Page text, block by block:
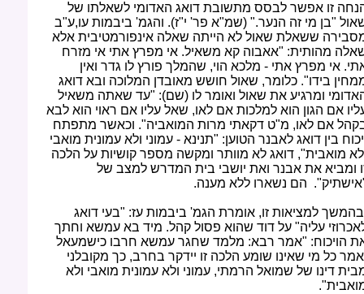
זו אפשר לבסס מתשובת דואג האדומי לשאלתו של
"בן מי זה הנער." (שמ"א פר' י"ז). והגמ' ביבמות עו,ע"ב
ששאלת שאול לא הייתה שאלה אינפורמטיבית אלא
מהותית: "אאבוה קא משאיל. אי מפרץ אתי אי מזרח
אי מפרץ אתי - מלכא הוי, שהמלך פורץ לו גדר ואין
בידו". כלומר, שאול חושש מאובדן המלוכה ובא דואג
ומרגיע את שאול ואומר לו (שם): "עד שאתה משאיל
אם הגון הוא למלכות אם לאו, שאל עליו אם ראוי הוא לבא
אם לאו, מ"ט דקאתי מרות המואביה". וכאשר מתפתח
בין דואג לאבנר הטוען: "תנינא - עמוני ולא עמונית מואבי
מואבית", דואג לא מוותר ומקשה מספר קושיות על הלכה
ומביא את אבנר ואת יושבי בית המדרש למצב של
הם נשארו ללא מענה.
למציאות זו, אומרת הגמ' ביבמות עז: "בעי דואג
עליה" על דוד שהוא פסול קהל. מיד בא עמשא וחתך
הויכוח: "אמר רבא: מלמד שחגר עמשא חרבו כישמעאל
כל מי שאינו שומע הלכה זו יידקר בחרב, כך מקובלני
דינו של שמואל הרמתי, עמוני ולא עמונית מואבי ולא